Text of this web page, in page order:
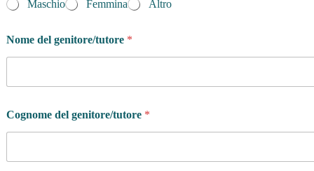
Maschio Femmina Altro
Nome del genitore/tutore *
Cognome del genitore/tutore *